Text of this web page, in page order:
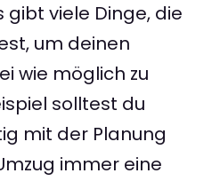
gibt viele Dinge, die
um deinen
wie möglich zu
solltest du
mit der Planung
immer eine